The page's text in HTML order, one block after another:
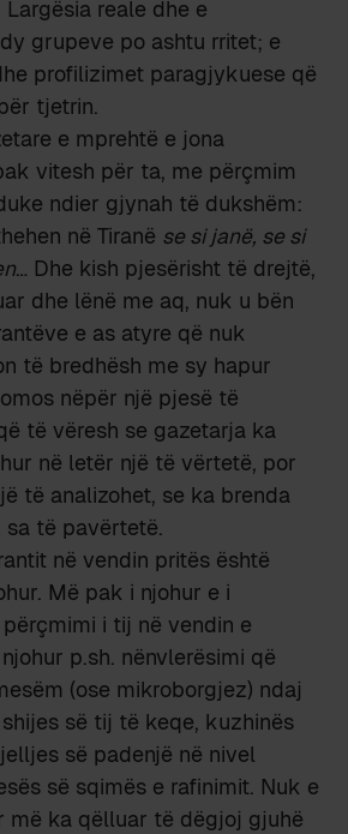
reale dhe e
grupeve po ashtu rritet; e
profilizimet paragjykuese që
tjetrin.
e mprehtë e jona
vitesh për ta, me përçmim
ndier gjynah të dukshëm:
në Tiranë se si janë, se si
… Dhe kish pjesërisht të drejtë,
dhe lënë me aq, nuk u bën
e as atyre që nuk
të bredhësh me sy hapur
nëpër një pjesë të
të vëresh se gazetarja ka
në letër një të vërtetë, por
të analizohet, se ka brenda
të pavërtetë.
në vendin pritës është
Më pak i njohur e i
i tij në vendin e
p.sh. nënvlerësimi që
(ose mikroborgjez) ndaj
së tij të keqe, kuzhinës
së padenjë në nivel
së sqimës e rafinimit. Nuk e
më ka qëlluar të dëgjoj gjuhë